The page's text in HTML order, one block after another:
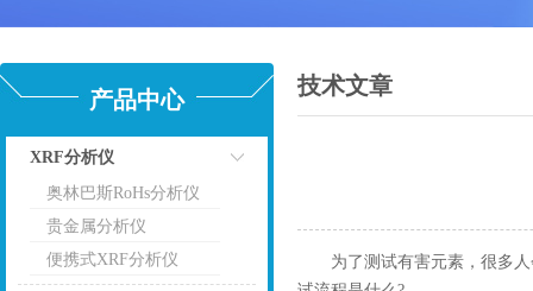
产品中心
XRF分析仪
点击
奥林巴斯RoHs分析仪
贵金属分析仪
便携式XRF分析仪
技术文章
为了测试有害元素，很多人